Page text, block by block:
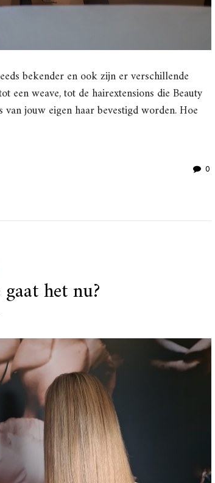
bekender en ook zijn er verschillende
een weave, tot de hairextensions die Beauty
jouw eigen haar bevestigd worden. Hoe
0
het nu?